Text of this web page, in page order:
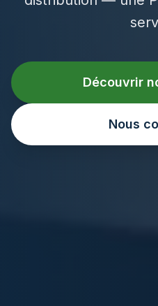
Découvrir
Nous